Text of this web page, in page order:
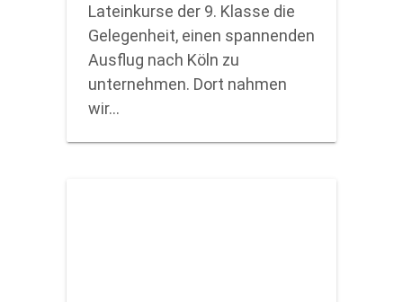
Lateinkurse der 9. Klasse die
Gelegenheit, einen spannenden
Ausflug nach Köln zu
unternehmen. Dort nahmen
wir…